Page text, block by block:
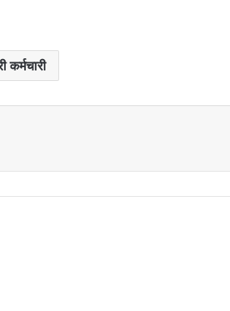
कर्मचारी